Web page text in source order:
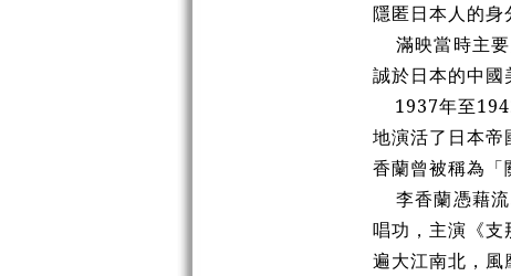
隱匿日本人的身
滿映當時主要
誠於日本的中國
1937年至
地演活了日本
香蘭曾被稱為「
李香蘭憑藉流
唱功，主演《
遍大江南北，風